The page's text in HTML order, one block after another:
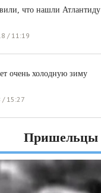
что нашли Атлантиду
/ 11:19
очень холодную зиму
/ 15:27
Пришельцы